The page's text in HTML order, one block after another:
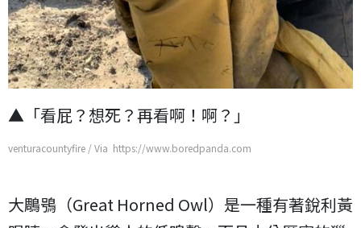
▲「看屁？想死？再看啊！啊？」
venturacountyfire / Via https://www.boredpanda.com
大鵰鴞（Great Horned Owl）是一種有著銳利黃